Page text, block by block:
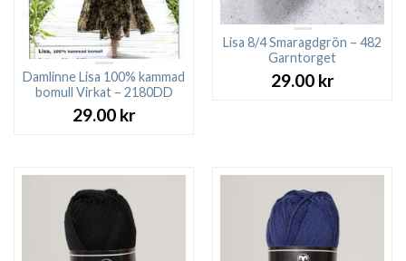
Damlinne Lisa 100% kammad
bomull Virkat – 2180DD
29.00 kr
Lisa 8/4 Smaragdgrön – 482
Garntorget
29.00 kr